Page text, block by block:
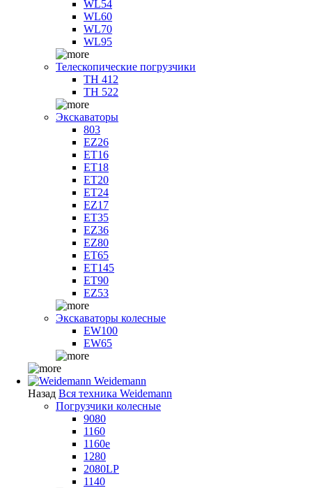
WL54
WL60
WL70
WL95
Телескопические погрузчики
TH 412
TH 522
Экскаваторы
803
EZ26
ET16
ET18
ET20
ET24
EZ17
ET35
EZ36
EZ80
ET65
ET145
ET90
EZ53
Экскаваторы колесные
EW100
EW65
Weidemann
Назад Вся техника Weidemann
Погрузчики колесные
9080
1160
1160e
1280
2080LP
1140